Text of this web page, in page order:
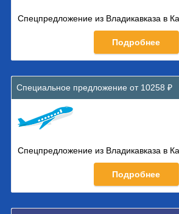
Спецпредложение из Владикавказа в
Подробнее
Специальное предложение от 10258 ₽
Спецпредложение из Владикавказа в
Подробнее